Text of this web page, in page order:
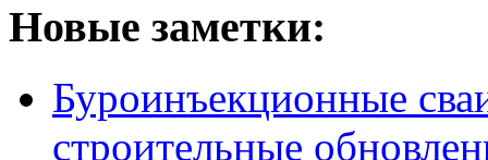
Новые заметки:
Буроинъекционные
строительные